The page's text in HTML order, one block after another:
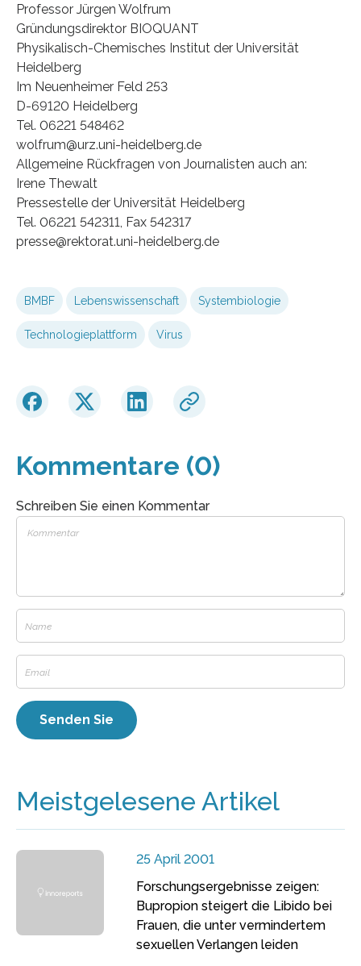
Professor Jürgen Wolfrum
Gründungsdirektor BIOQUANT
Physikalisch-Chemisches Institut der Universität
Heidelberg
Im Neuenheimer Feld 253
D-69120 Heidelberg
Tel. 06221 548462
wolfrum@urz.uni-heidelberg.de
Allgemeine Rückfragen von Journalisten auch an:
Irene Thewalt
Pressestelle der Universität Heidelberg
Tel. 06221 542311, Fax 542317
presse@rektorat.uni-heidelberg.de
BMBF Lebenswissenschaft Systembiologie
Technologieplattform Virus
Kommentare (0)
Schreiben Sie einen Kommentar
Meistgelesene Artikel
25 April 2001
Forschungsergebnisse zeigen:
Bupropion steigert die Libido bei
Frauen, die unter vermindertem
sexuellen Verlangen leiden